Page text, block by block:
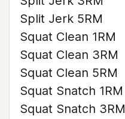
Split Jerk 5RM
Squat Clean 1RM
Squat Clean 3RM
Squat Clean 5RM
Squat Snatch 1RM
Squat Snatch 3RM